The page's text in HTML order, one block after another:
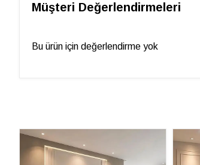
Müşteri Değerlendirmeleri
Bu ürün için değerlendirme yok